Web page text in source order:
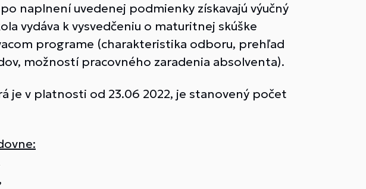
naplnení uvedenej podmienky získavajú výučný
vydáva k vysvedčeniu o maturitnej skúške
programe (charakteristika odboru, prehľad
možností pracovného zaradenia absolventa).
je v platnosti od 23.06 2022, je stanovený počet